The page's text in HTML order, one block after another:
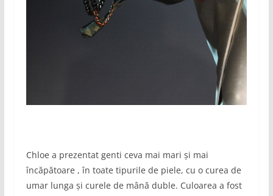
Chloe a prezentat genti ceva mai mari și mai
încăpătoare , în toate tipurile de piele, cu o curea de
umar lunga și curele de mână duble. Culoarea a fost